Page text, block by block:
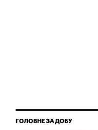
ГОЛОВНЕ ЗА ДОБУ